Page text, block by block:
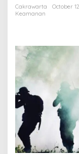
Cakrawarta
October
Keamanan